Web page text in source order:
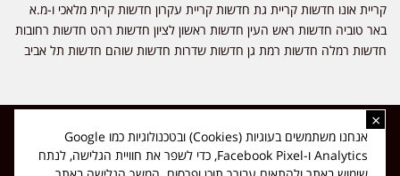
קריית אונו חדשות קריית גת חדשות קריית עקרון חדשות קרית מלאכי ו-מ.א
באר טוביה חדשות ראש העין חדשות ראשון לציון חדשות רהט חדשות רחובות
חדשות רמלה חדשות רמת גן חדשות שדרות חדשות שוהם חדשות תל אביב
כל הזכויות שמורות ל-ליזה ללוצאשווילי - חדשות אפס שמונה - דיווחים בזמן
אמת, נוסד בשנת 2019 | טל' לפרסומים 054-9759222 מייל מערכת
news08.net@gmail.com
×
אנחנו משתמשים בעוגיות (Cookies) ובטכנולוגיות כמו Google
Analytics ו-Facebook Pixel, כדי לשפר את חוויית הגלישה, לנתח